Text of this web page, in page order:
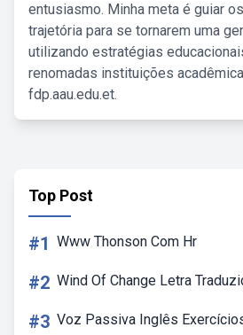
entusiasmo. Minha meta é guiar
trajetória para se tornarem uma
utilizando estratégias
renomadas instituições
fdp.aau.edu.et.
Top Post
#1 Www Thonson Com Hr
#2 Wind Of Change Letra
#3 Voz Passiva Inglês